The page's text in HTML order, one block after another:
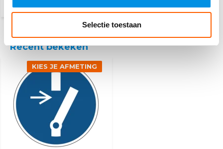
Selectie toestaan
Recent bekeken
KIES JE AFMETING